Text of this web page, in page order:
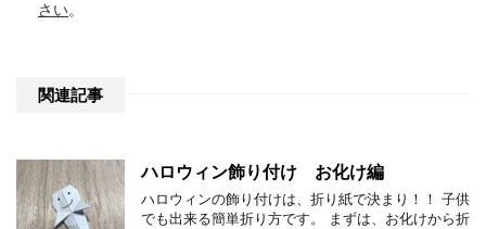
さい。
関連記事
ハロウィン飾り付け お化け編
ハロウィンの飾り付けは、折り紙で決まり！！ 子供
でも出来る簡単折り方です。 まずは、お化けから折